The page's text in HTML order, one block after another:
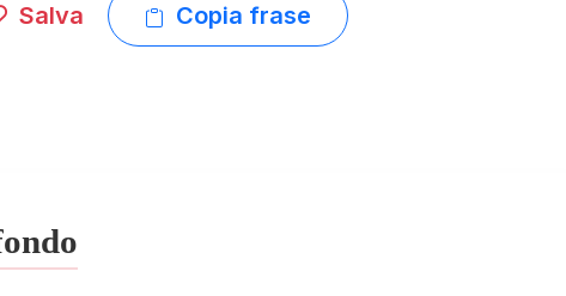
Salva Copia frase